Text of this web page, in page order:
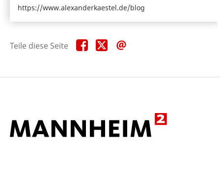
https://www.alexanderkaestel.de/blog
Teile diese Seite Teile
diese
Teile
diese